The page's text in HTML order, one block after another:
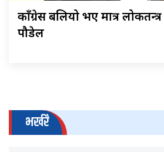
काँग्रेस बलियो भए मात्र
पौडेल
भर्खरै